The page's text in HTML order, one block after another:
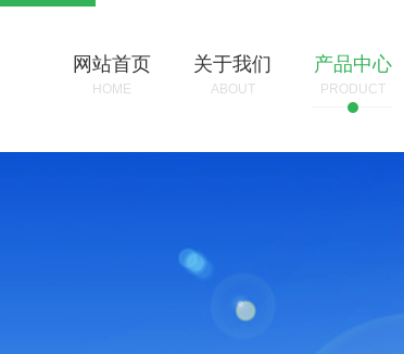
网站首页
HOME
关于我们
ABOUT
产品中心
PRODUCT